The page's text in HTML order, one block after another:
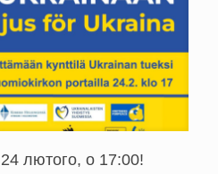
лютого, о 17:00!